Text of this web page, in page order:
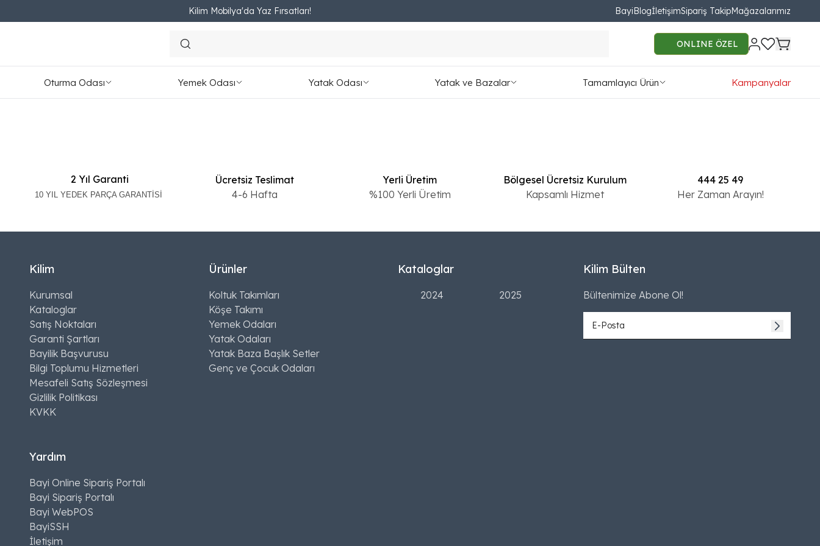
Kilim Mobilya'da Yaz Fırsatları! BayiBlogİletişimSipariş TakipMağazalarımız
ONLINE ÖZEL
Oturma Odası Yemek Odası Yatak Odası Yatak ve Bazalar Tamamlayıcı Ürün Kampanyalar
Liste Görünüm
2 Yıl Garanti
10 YIL YEDEK PARÇA GARANTİSİ
Ücretsiz Teslimat
4-6 Hafta
Yerli Üretim
%100 Yerli Üretim
Bölgesel Ücretsiz Kurulum
Kapsamlı Hizmet
444 25 49
Her Zaman Arayın!
Kilim
Kurumsal
Kataloglar
Satış Noktaları
Garanti Şartları
Bayilik Başvurusu
Bilgi Toplumu Hizmetleri
Mesafeli Satış Sözleşmesi
Gizlilik Politikası
KVKK
Ürünler
Koltuk Takımları
Köşe Takımı
Yemek Odaları
Yatak Odaları
Yatak Baza Başlık Setler
Genç ve Çocuk Odaları
Yardım
Bayi Online Sipariş Portalı
Bayi Sipariş Portalı
Bayi WebPOS
BayiSSH
İletişim
Kataloglar
2024 2025
Kilim Bülten
Bültenimize Abone Ol!